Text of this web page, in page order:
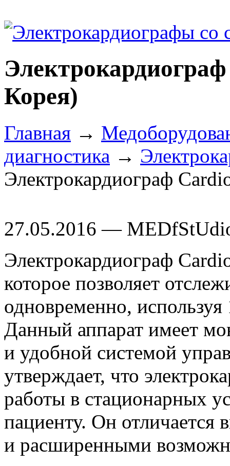
Корея)
Главная →
диагностика →
Электрокардиограф
27.05.2016 —
Электрокардиограф
которое позволяет
одновременно,
Данный аппарат имеет
и удобной системой
утверждает, что
работы в стационарных
пациенту. Он отличается
и расширенными